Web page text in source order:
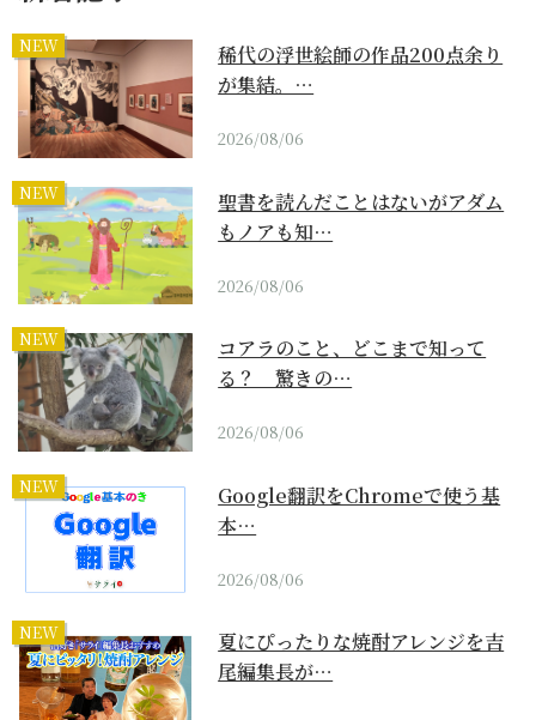
NEW
稀代の浮世絵師の作品200点余り
が集結。…
2026/08/06
NEW
聖書を読んだことはないがアダム
もノアも知…
2026/08/06
NEW
コアラのこと、どこまで知って
る？ 驚きの…
2026/08/06
NEW
Google翻訳をChromeで使う基
本…
2026/08/06
NEW
夏にぴったりな焼酎アレンジを吉
尾編集長が…